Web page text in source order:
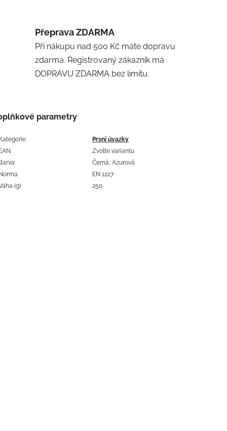
Přeprava ZDARMA
Při nákupu nad 500 Kč máte dopravu
zdarma. Registrovaný zákazník má
DOPRAVU ZDARMA bez limitu.
parametry
Prsní úvazky
Zvolte variantu
Černá, Azurová
EN 1227
(g)
250